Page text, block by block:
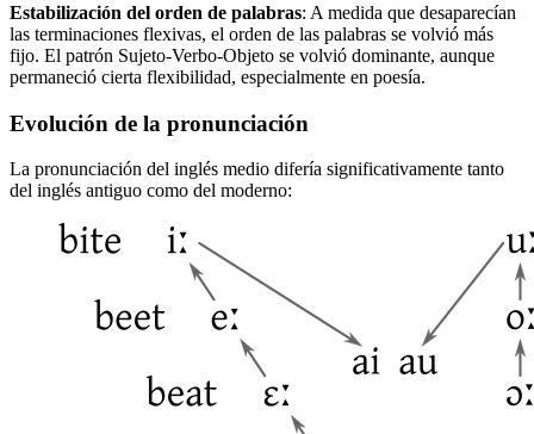
Estabilización del orden de palabras: A medida que desaparecían
las terminaciones flexivas, el orden de las palabras se volvió más
fijo. El patrón Sujeto-Verbo-Objeto se volvió dominante, aunque
permaneció cierta flexibilidad, especialmente en poesía.
Evolución de la pronunciación
La pronunciación del inglés medio difería significativamente tanto
del inglés antiguo como del moderno: